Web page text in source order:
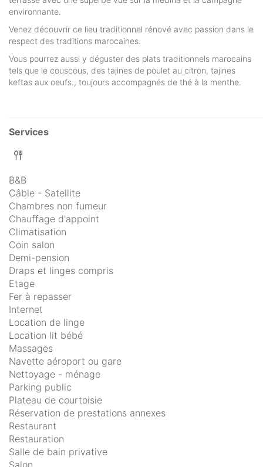
environnante.
Venez découvrir ce lieu traditionnel rénové avec passion dans le
respect des traditions marocaines.
Vous pourrez aussi y déguster des plats traditionnels marocains
tels que le couscous, des tajines de poulet au citron, tajines
keftas aux oeufs., toujours accompagnés de thé à la menthe.
Services
B&B
Câble - Satellite
Chambres non fumeur
Chauffage d'appoint
Climatisation
Coin salon
Demi-pension
Draps et linges compris
Etage
Fer à repasser
Internet
Location de linge
Location lit bébé
Massages
Navette aéroport ou gare
Nettoyage - ménage
Parking public
Plateau de courtoisie
Réservation de prestations annexes
Restaurant
Restauration
Salle de bain privative